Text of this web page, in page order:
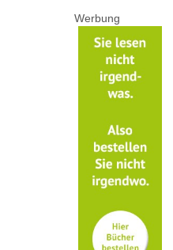
Werbung